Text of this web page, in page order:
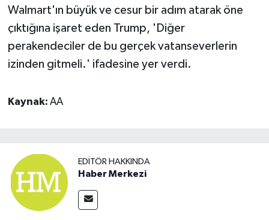
Walmart'ın büyük ve cesur bir adım atarak öne
çıktığına işaret eden Trump, 'Diğer
perakendeciler de bu gerçek vatanseverlerin
izinden gitmeli.' ifadesine yer verdi.
Kaynak: AA
EDITÖR HAKKINDA
Haber Merkezi